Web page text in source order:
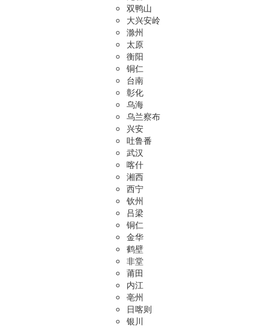
双鸭山
大兴安岭
滁州
太原
衡阳
铜仁
台南
彰化
乌海
乌兰察布
兴安
吐鲁番
武汉
喀什
湘西
西宁
钦州
吕梁
铜仁
金华
鹤壁
非堂
莆田
内江
亳州
日喀则
银川